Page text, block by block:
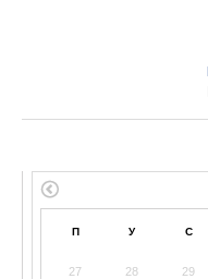
П У С
27 28 29